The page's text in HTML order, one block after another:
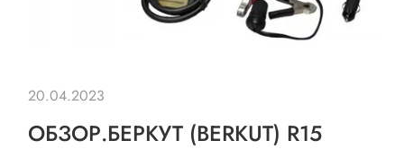
ОБЗОР.БЕРКУТ (BERKUT) R15
20.04.2023